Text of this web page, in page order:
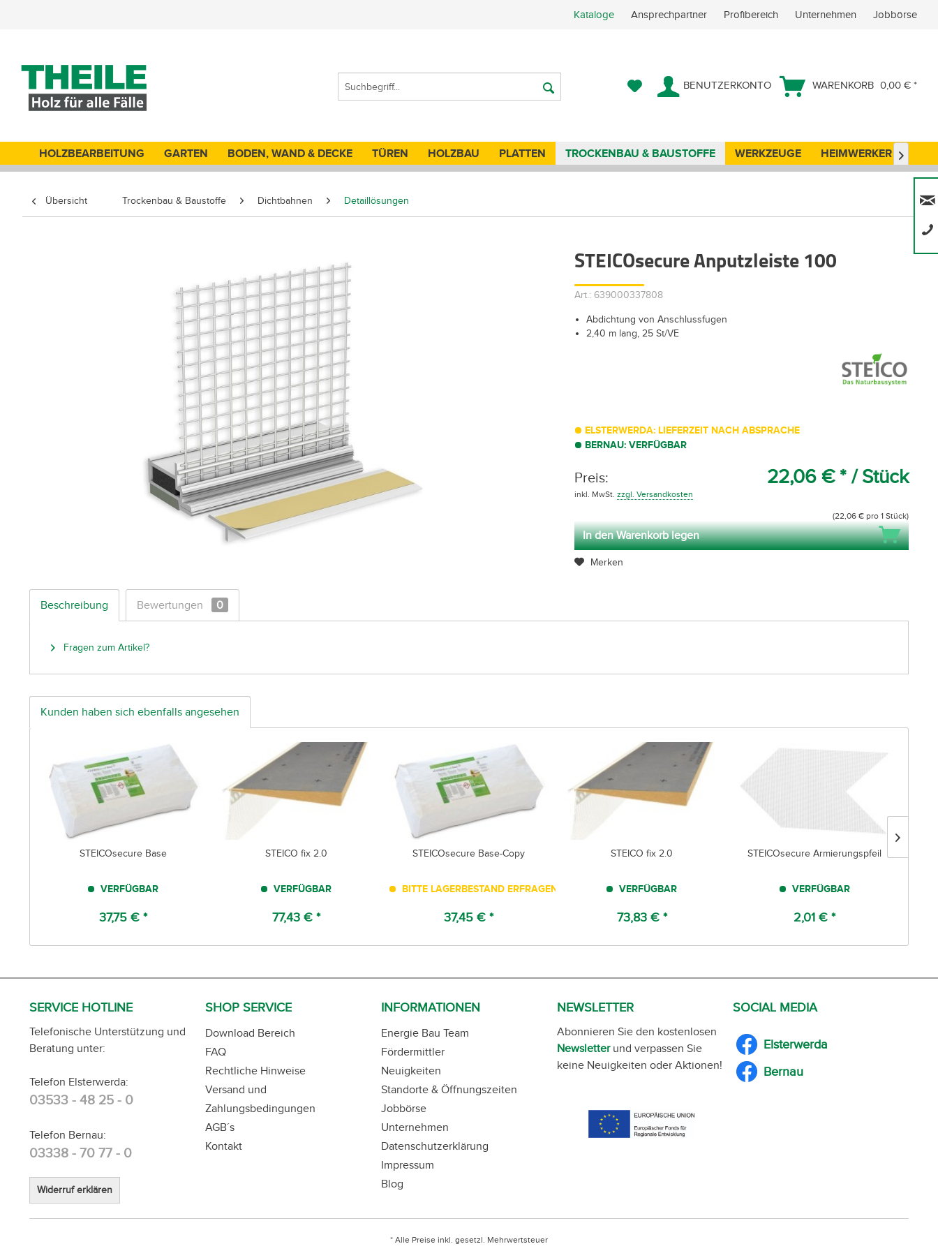
Kataloge Ansprechpartner Profibereich Unternehmen Jobbörse
BENUTZERKONTO WARENKORB 0,00 € *
HOLZBEARBEITUNG GARTEN BODEN, WAND & DECKE TÜREN HOLZBAU PLATTEN TROCKENBAU & BAUSTOFFE WERKZEUGE HEIMWERKER 
Übersicht Trockenbau & Baustoffe Dichtbahnen Detaillösungen
STEICOsecure Anputzleiste 100
Art.: 639000337808
Abdichtung von Anschlussfugen
2,40 m lang, 25 St/VE
ELSTERWERDA: LIEFERZEIT NACH ABSPRACHE
BERNAU: VERFÜGBAR
Preis: 22,06 € * / Stück
inkl. MwSt.zzgl. Versandkosten
(22,06 € pro 1 Stück)
In den Warenkorb legen
Merken
Beschreibung Bewertungen 0
Fragen zum Artikel?
Kunden haben sich ebenfalls angesehen
STEICOsecure Base
VERFÜGBAR
37,75 € *
STEICO fix 2.0
VERFÜGBAR
77,43 € *
STEICOsecure Base-Copy
BITTE LAGERBESTAND ERFRAGEN!
37,45 € *
STEICO fix 2.0
VERFÜGBAR
73,83 € *
STEICOsecure Armierungspfeil
VERFÜGBAR
2,01 € *
SERVICE HOTLINE
Telefonische Unterstützung und
Beratung unter:
Telefon Elsterwerda:
03533 - 48 25 - 0
Telefon Bernau:
03338 - 70 77 - 0
Widerruf erklären
SHOP SERVICE
Download Bereich
FAQ
Rechtliche Hinweise
Versand und
Zahlungsbedingungen
AGB´s
Kontakt
INFORMATIONEN
Energie Bau Team
Fördermittler
Neuigkeiten
Standorte & Öffnungszeiten
Jobbörse
Unternehmen
Datenschutzerklärung
Impressum
Blog
NEWSLETTER
Abonnieren Sie den kostenlosen
Newsletterund verpassen Sie
keine Neuigkeiten oder Aktionen!
SOCIAL MEDIA
Elsterwerda
Bernau
* Alle Preise inkl. gesetzl. Mehrwertsteuer